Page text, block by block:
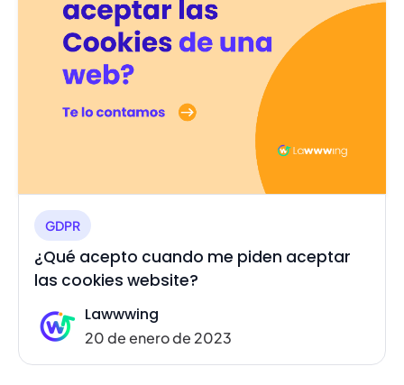
GDPR
¿Qué acepto cuando me piden aceptar
las cookies website?
Lawwwing
20 de enero de 2023